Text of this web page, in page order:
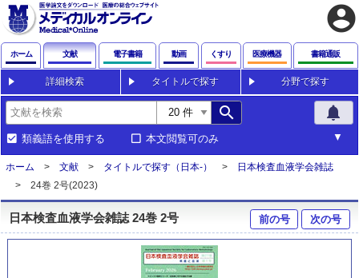
account_circle
ホーム 文献 電子書籍 動画 くすり 医療機器 書籍通販
詳細検索 タイトルで探す 分野で探す
search notifications
類義語を使用する 本文閲覧可のみ
ホーム 文献 タイトルで探す（日本-）
日本検査血液学会雑誌
24巻 2号(2023)
日本検査血液学会雑誌 24巻 2号 前の号 次の号